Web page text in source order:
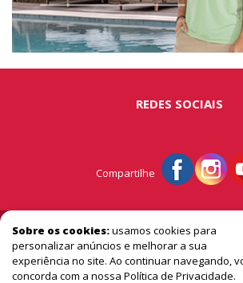
Sobre os cookies:usamos cookies para
personalizar anúncios e melhorar a sua
experiência no site. Ao continuar navegando,
concorda com a nossa Política de Privacidade.
REDES SOCIAIS
Compartilhe
© Portal São Miguel - A vitrine do
2005 / 2026 ® Todos os Direitos